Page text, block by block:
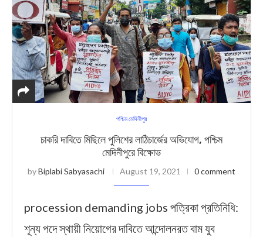
পশ্চিম মেদিনীপুর
চাকরি দাবিতে মিছিলে পুলিশের লাঠিচার্জের অভিযোগ, পশ্চিম
মেদিনীপুরে বিক্ষোভ
byBiplabi Sabyasachi August 19, 2021 0 comment
procession demanding jobs পত্রিকা প্রতিনিধি:
শূন্য পদে স্থায়ী নিয়োগের দাবিতে আন্দোলনরত বাম যুব